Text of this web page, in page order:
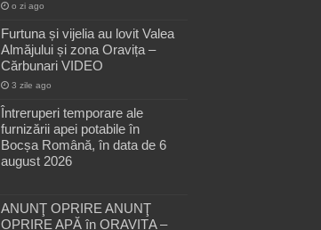
o zi ago
Furtuna și vijelia au lovit Valea
Almăjului și zona Oravița –
Cărbunari VIDEO
3 zile ago
Întreruperi temporare ale
furnizării apei potabile în
Bocșa Română, în data de 6
august 2026
ANUNŢ OPRIRE ANUNŢ
OPRIRE APĂ în ORAVIȚA –